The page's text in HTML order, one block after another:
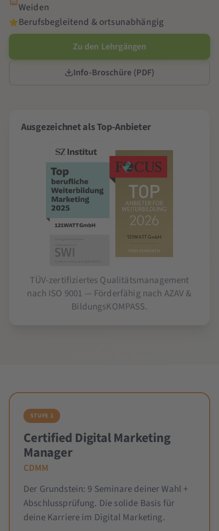
Weiden
Berufsbegleitend & ortsunabhängig
Zu den Lehrgängen
Info-Broschüre (PDF)
Ausgezeichnet als Top-Anbieter
TÜV-zertifiziertes Qualitätsmanagement
nach ISO 9001 — Förderfähig nach AZAV &
BildungsKOMPASS.
STUFE 1
Certified Digital Marketing
Manager
CDMM
Der Grundstein: 9 Seminare deiner Wahl +
Abschlussprüfung. Die solide Basis für
deine Karriere im Digital Marketing.